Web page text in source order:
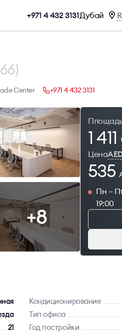
+971 4 432 3131Дубай
Center +971 4 432 3131
+8
1
Цена
535
Пн –
19:00
Кондиционирование
Тип офиса
21 Год постройки
центры
офисы